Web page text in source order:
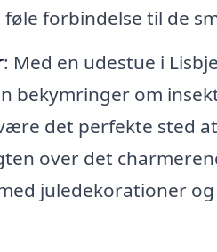
forbindelse til de
: Med en udestue i
bekymringer om
det perfekte sted
over det
juledekorationer